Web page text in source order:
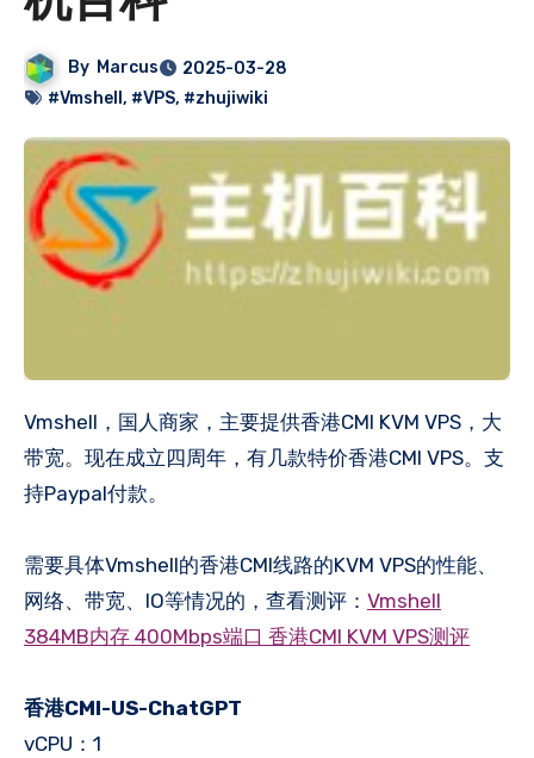
By Marcus
2025-03-28
#Vmshell , #VPS, #zhujiwiki
Vmshell，国人商家，主要提供香港CMI KVM VPS，大
带宽。现在成立四周年，有几款特价香港CMI VPS。支
持Paypal付款。
需要具体Vmshell的香港CMI线路的KVM VPS的性能、
网络、带宽、IO等情况的，查看测评： Vmshell
384MB内存 400Mbps端口 香港CMI KVM VPS测评
香港CMI-US-ChatGPT
vCPU：1